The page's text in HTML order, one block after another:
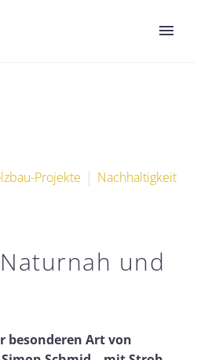
Projekte
Nachhaltigkeit
und
besonderen Art von